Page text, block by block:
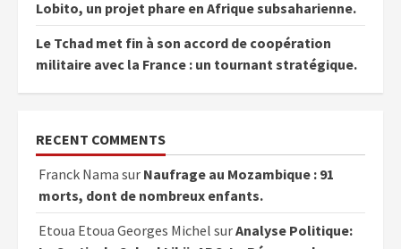
Lobito, un projet phare en Afrique subsaharienne.
Le Tchad met fin à son accord de coopération
militaire avec la France : un tournant stratégique.
RECENT COMMENTS
Franck Nama sur Naufrage au Mozambique : 91
morts, dont de nombreux enfants.
Etoua Etoua Georges Michel surAnalyse Politique: